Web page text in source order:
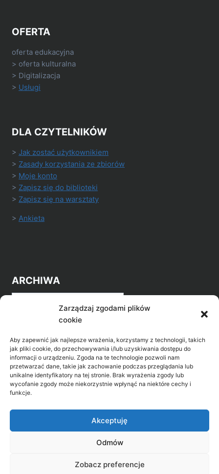
Zarządzaj zgodami plików
cookie
Aby zapewnić jak najlepsze wrażenia, korzystamy z technologii, takich
jak pliki cookie, do przechowywania i/lub uzyskiwania dostępu do
informacji o urządzeniu. Zgoda na te technologie pozwoli nam
przetwarzać dane, takie jak zachowanie podczas przeglądania lub
unikalne identyfikatory na tej stronie. Brak wyrażenia zgody lub
wycofanie zgody może niekorzystnie wpłynąć na niektóre cechy i
funkcje.
Akceptuję
Odmów
Zobacz preferencje
OFERTA
oferta edukacyjna
> oferta kulturalna
> Digitalizacja
> Usługi
DLA CZYTELNIKÓW
> Jak zostać użytkownikiem
> Zasady korzystania ze zbiorów
> Moje konto
> Zapisz się do biblioteki
> Zapisz się na warsztaty
> Ankieta
ARCHIWA
Archiwa
POZNAJ LEPIEJ NASZ REGION
>Gołdap Mazurski Zdrój
31, 19-500 Gołdap